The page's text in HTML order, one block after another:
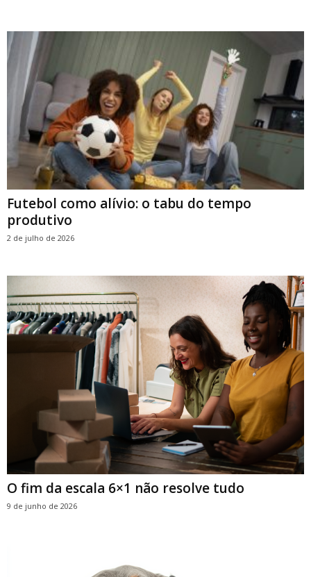
Futebol como alívio: o tabu do tempo
produtivo
2 de julho de 2026
O fim da escala 6×1 não resolve tudo
9 de junho de 2026